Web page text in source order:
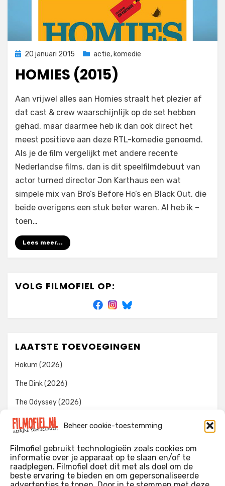
Beheer cookie-toestemming
Filmofiel gebruikt technologieën zoals cookies om
informatie over je apparaat op te slaan en/of te
raadplegen. Filmofiel doet dit met als doel om de
beste ervaring te bieden en om gepersonaliseerde
Geplaatst
20 januari 2015 actie, komedie
HOMIES (2015)
doorFilmofiel.nl
Laat een reactie achter
(2015)
Aan vrijwel alles aan Homies straalt het plezier af
dat cast & crew waarschijnlijk op de set hebben
gehad, maar daarmee heb ik dan ook direct het
meest positieve aan deze RTL-komedie genoemd.
Als je de film vergelijkt met andere recente
Nederlandse films, dan is dit speelfilmdebuut van
actor turned director Jon Karthaus een wat
simpele mix van Bro’s Before Ho’s en Black Out, die
beide overigens een stuk beter waren. Al heb ik –
toen…
Lees meer...
VOLG FILMOFIEL OP:
LAATSTE TOEVOEGINGEN
Hokum (2026)
The Dink (2026)
The Odyssey (2026)
Evil Dead Burn (2026)
WIE IK BEN…?